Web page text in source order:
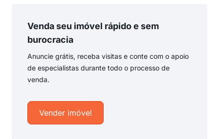
Venda seu imóvel rápido e sem
burocracia
Anuncie grátis, receba visitas e conte com o apoio
de especialistas durante todo o processo de
venda.
Vender imóvel